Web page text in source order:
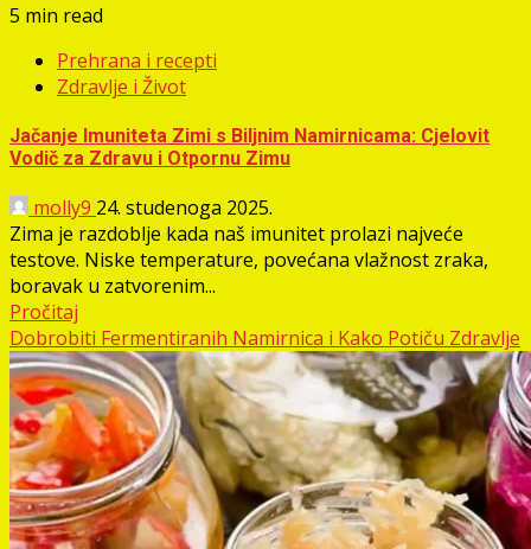
5 min read
Prehrana i recepti
Zdravlje i Život
Jačanje Imuniteta Zimi s Biljnim Namirnicama: Cjelovit
Vodič za Zdravu i Otpornu Zimu
molly9 24. studenoga 2025.
Zima je razdoblje kada naš imunitet prolazi najveće
testove. Niske temperature, povećana vlažnost zraka,
boravak u zatvorenim...
Pročitaj
Dobrobiti Fermentiranih Namirnica i Kako Potiču Zdravlje